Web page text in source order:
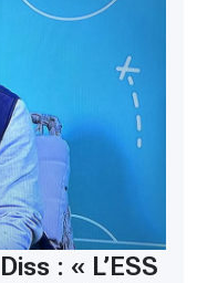
Diss : « L’ESS